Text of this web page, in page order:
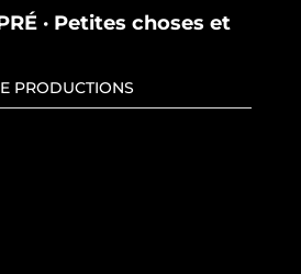
· Petites choses et
PRODUCTIONS